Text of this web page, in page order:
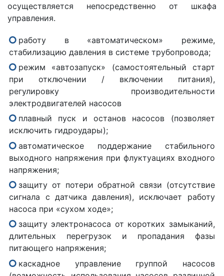
осуществляется непосредственно от шкафа
управления.
работу в «автоматическом» режиме,
стабилизацию давления в системе трубопровода;
режим «автозапуск» (самостоятельный старт
при отключении / включении питания),
регулировку производительности
электродвигателей насосов
плавный пуск и останов насосов (позволяет
исключить гидроудары);
автоматическое поддержание стабильного
выходного напряжения при флуктуациях входного
напряжения;
защиту от потери обратной связи (отсутствие
сигнала с датчика давления), исключает работу
насоса при «сухом ходе»;
защиту электронасоса от коротких замыканий,
длительных перегрузок и пропадания фазы
питающего напряжения;
каскадное управление группой насосов